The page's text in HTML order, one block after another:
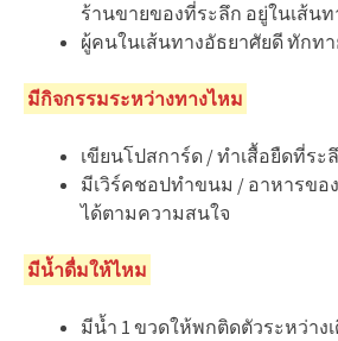
ร้านขายของที่ระลึก อยู่ในเส้นท
ผู้คนในเส้นทางอัธยาศัยดี ทักท
มีกิจกรรมระหว่างทางไหม
เขียนโปสการ์ด / ทำเสื้อยืดที่ระ
มีเวิร์คชอปทำขนม / อาหารของ
ได้ตามความสนใจ
มีน้ำดื่มให้ไหม
มีน้ำ 1 ขวดให้พกติดตัวระหว่าง